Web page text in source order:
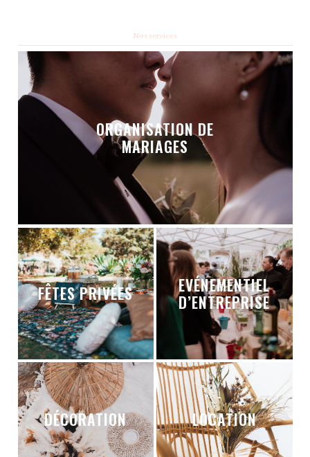
Nos services
ORGANISATION DE
MARIAGES
FÊTES PRIVÉES EVÉNEMENTIEL
D’ENTREPRISE
DÉCORATION LOCATION